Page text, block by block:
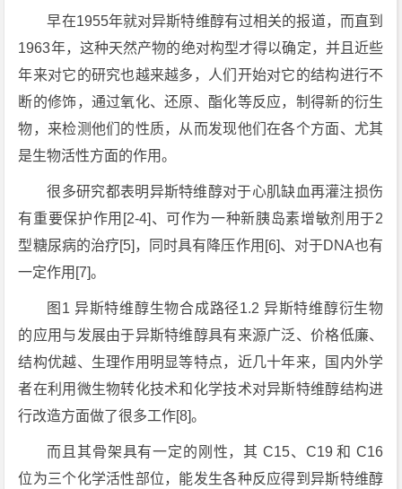
早在1955年就对异斯特维醇有过相关的报道，而直到
1963年，这种天然产物的绝对构型才得以确定，并且近些
年来对它的研究也越来越多，人们开始对它的结构进行不
断的修饰，通过氧化、还原、酯化等反应，制得新的衍生
物，来检测他们的性质，从而发现他们在各个方面、尤其
是生物活性方面的作用。
很多研究都表明异斯特维醇对于心肌缺血再灌注损伤
有重要保护作用[2-4]、可作为一种新胰岛素增敏剂用于2
型糖尿病的治疗[5]，同时具有降压作用[6]、对于DNA也有
一定作用[7]。
图1 异斯特维醇生物合成路径1.2 异斯特维醇衍生物
的应用与发展由于异斯特维醇具有来源广泛、价格低廉、
结构优越、生理作用明显等特点，近几十年来，国内外学
者在利用微生物转化技术和化学技术对异斯特维醇结构进
行改造方面做了很多工作[8]。
而且其骨架具有一定的刚性，其 C15、C19 和 C16
位为三个化学活性部位，能发生各种反应得到异斯特维醇